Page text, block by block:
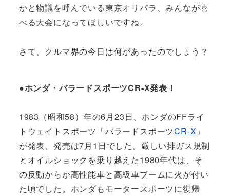
かと物議を呼んでいる東京オリパラ、みんなが喜
べる大会になってほしいですね。
さて、クルマ界の今日は何があったのでしょう？
●ホンダ・バラードスポーツCR-X発表！
1983（昭和58）年の6月23日、ホンダのFFライ
トウェイトスポーツ「バラードスポーツCR-X 」
が発表、発売は7月1日でした。厳しい排ガス規制
とオイルショックを乗り越えた1980年代は、そ
の反動からか高性能車と高級車ブームに火が付い
た頃でした。ホンダもモータースポーツに復帰